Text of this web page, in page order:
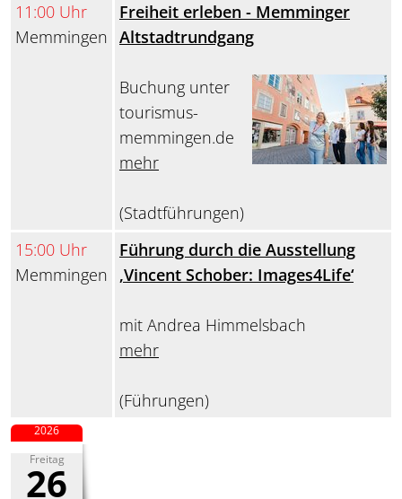
11:00 Uhr
Memmingen
Freiheit erleben - Memminger
Altstadtrundgang
Buchung unter
tourismus-
memmingen.de
mehr
(Stadtführungen)
15:00 Uhr
Memmingen
Führung durch die Ausstellung
‚Vincent Schober: Images4Life‘
mit Andrea Himmelsbach
mehr
(Führungen)
Freitag
26
2026